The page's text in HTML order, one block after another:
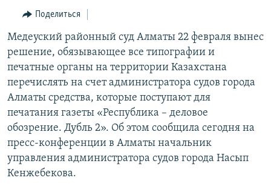
навигации
Вернутся
поиску
ТАДЖИКИСТАН
ҚАЗАҚША
КЫРГЫЗЧА
ТОҶИКӢ
TÜRKMENÇE
Все сайты РСЕ/РС
Поделиться
Медеуский районный суд Алматы 22 февраля вынес
решение, обязывающее все типографии и
печатные органы на территории Казахстана
перечислять на счет администратора судов города
Алматы средства, которые поступают для
печатания газеты «Республика – деловое
обозрение. Дубль 2». Об этом сообщила сегодня на
пресс-конференции в Алматы начальник
управления администратора судов города Насып
Кенжебекова.